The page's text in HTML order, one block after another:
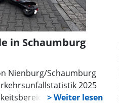
in Schaumburg
Nienburg/Schaumburg
2025
vorgestellt.